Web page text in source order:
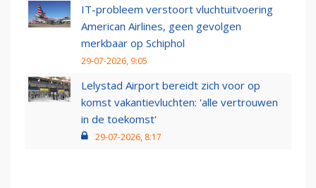
IT-probleem verstoort vluchtuitvoering
American Airlines, geen gevolgen
merkbaar op Schiphol
29-07-2026, 9:05
Lelystad Airport bereidt zich voor op
komst vakantievluchten: 'alle vertrouwen
in de toekomst'
29-07-2026, 8:17